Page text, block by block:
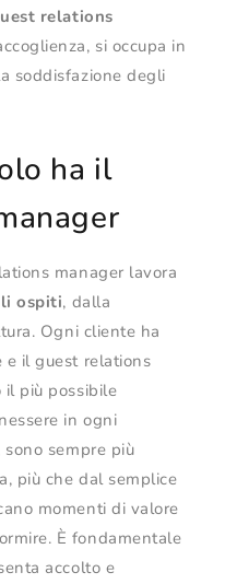
relations
si occupa in
soddisfazione degli
ha il
manager lavora
ospiti, dalla
Ogni cliente ha
e il guest relations
il più possibile
in ogni
sempre più
più che dal semplice
momenti di valore
È fondamentale
accolto e